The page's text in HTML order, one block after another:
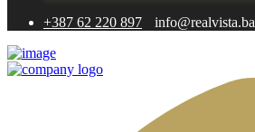
+387 62 220 897
info@realvista.ba